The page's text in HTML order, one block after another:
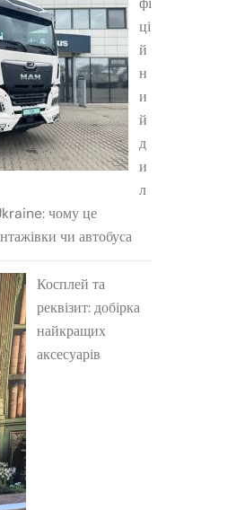
ці
й
н
и
й
д
и
л
чому це
чи автобуса
Косплей та
реквізит: добірка
найкращих
аксесуарів